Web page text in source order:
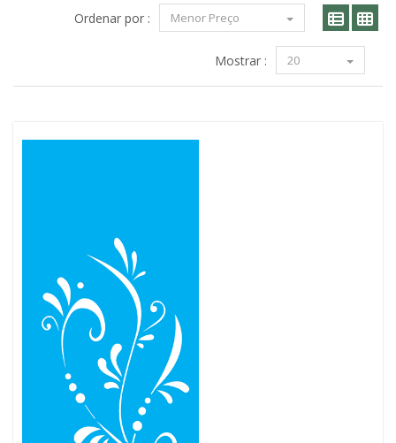
Ordenar por : Menor Preço
Mostrar : 20